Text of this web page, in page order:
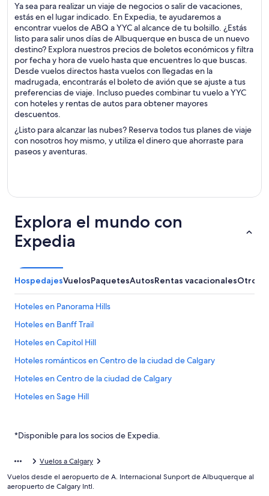
Ya sea para realizar un viaje de negocios o salir de vacaciones,
estás en el lugar indicado. En Expedia, te ayudaremos a
encontrar vuelos de ABQ a YYC al alcance de tu bolsillo. ¿Estás
listo para salir unos días de Albuquerque en busca de un nuevo
destino? Explora nuestros precios de boletos económicos y filtra
por fecha y hora de vuelo hasta que encuentres lo que buscas.
Desde vuelos directos hasta vuelos con llegadas en la
madrugada, encontrarás el boleto de avión que se ajuste a tus
preferencias de viaje. Incluso puedes combinar tu vuelo a YYC
con hoteles y rentas de autos para obtener mayores
descuentos.
¿Listo para alcanzar las nubes? Reserva todos tus planes de viaje
con nosotros hoy mismo, y utiliza el dinero que ahorraste para
paseos y aventuras.
Explora el mundo con
Expedia
HospedajesVuelosPaquetesAutosRentas vacacionalesOtros
Hoteles en Panorama Hills
Hoteles en Banff Trail
Hoteles en Capitol Hill
Hoteles románticos en Centro de la ciudad de Calgary
Hoteles en Centro de la ciudad de Calgary
Hoteles en Sage Hill
Condominios en Calgary
Apart-Hoteles en Calgary
Hoteles con spa en Calgary
*Disponible para los socios de Expedia.
Vuelos a Calgary
Vuelos desde el aeropuerto de A. Internacional Sunport de Albuquerque al
aeropuerto de Calgary Intl.